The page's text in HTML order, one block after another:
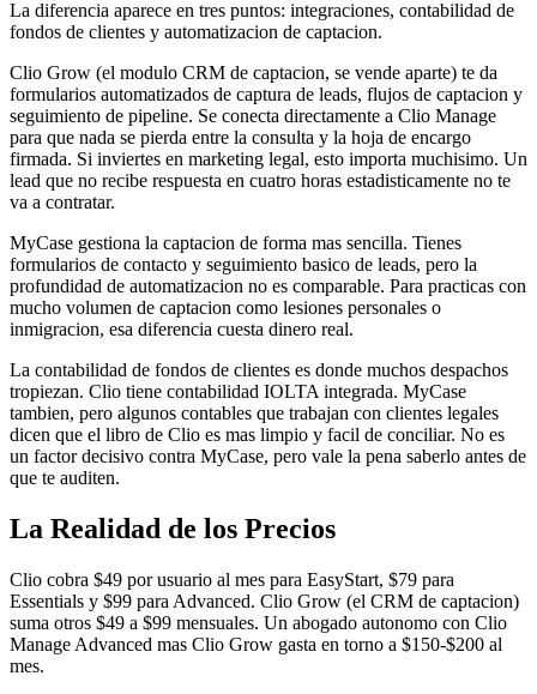
La diferencia aparece en tres puntos: integraciones, contabilidad de
fondos de clientes y automatizacion de captacion.
Clio Grow (el modulo CRM de captacion, se vende aparte) te da
formularios automatizados de captura de leads, flujos de captacion y
seguimiento de pipeline. Se conecta directamente a Clio Manage
para que nada se pierda entre la consulta y la hoja de encargo
firmada. Si inviertes en marketing legal, esto importa muchisimo. Un
lead que no recibe respuesta en cuatro horas estadisticamente no te
va a contratar.
MyCase gestiona la captacion de forma mas sencilla. Tienes
formularios de contacto y seguimiento basico de leads, pero la
profundidad de automatizacion no es comparable. Para practicas con
mucho volumen de captacion como lesiones personales o
inmigracion, esa diferencia cuesta dinero real.
La contabilidad de fondos de clientes es donde muchos despachos
tropiezan. Clio tiene contabilidad IOLTA integrada. MyCase
tambien, pero algunos contables que trabajan con clientes legales
dicen que el libro de Clio es mas limpio y facil de conciliar. No es
un factor decisivo contra MyCase, pero vale la pena saberlo antes de
que te auditen.
La Realidad de los Precios
Clio cobra $49 por usuario al mes para EasyStart, $79 para
Essentials y $99 para Advanced. Clio Grow (el CRM de captacion)
suma otros $49 a $99 mensuales. Un abogado autonomo con Clio
Manage Advanced mas Clio Grow gasta en torno a $150-$200 al
mes.